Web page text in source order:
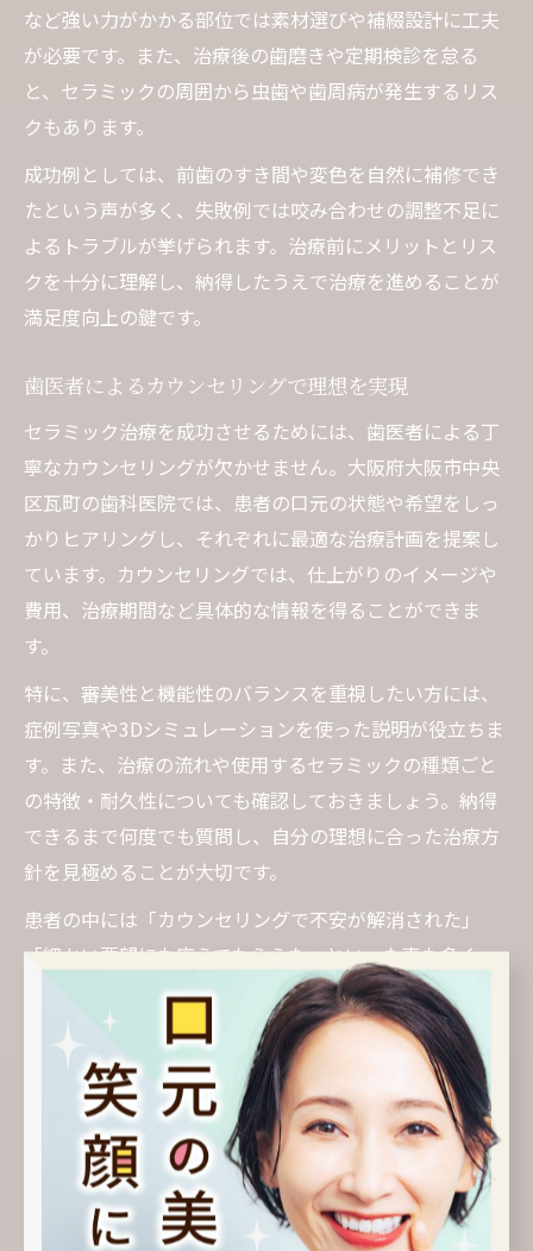
など強い力がかかる部位では素材選びや補綴設計に工夫
が必要です。また、治療後の歯磨きや定期検診を怠る
と、セラミックの周囲から虫歯や歯周病が発生するリス
クもあります。
成功例としては、前歯のすき間や変色を自然に補修でき
たという声が多く、失敗例では咬み合わせの調整不足に
よるトラブルが挙げられます。治療前にメリットとリス
クを十分に理解し、納得したうえで治療を進めることが
満足度向上の鍵です。
歯医者によるカウンセリングで理想を実現
セラミック治療を成功させるためには、歯医者による丁
寧なカウンセリングが欠かせません。大阪府大阪市中央
区瓦町の歯科医院では、患者の口元の状態や希望をしっ
かりヒアリングし、それぞれに最適な治療計画を提案し
ています。カウンセリングでは、仕上がりのイメージや
費用、治療期間など具体的な情報を得ることができま
す。
特に、審美性と機能性のバランスを重視したい方には、
症例写真や3Dシミュレーションを使った説明が役立ちま
す。また、治療の流れや使用するセラミックの種類ごと
の特徴・耐久性についても確認しておきましょう。納得
できるまで何度でも質問し、自分の理想に合った治療方
針を見極めることが大切です。
患者の中には「カウンセリングで不安が解消された」
「細かい要望にも応えてもらえた」といった声も多く、
信頼できる歯科医師とのコミュニケーションが満足度の
高いセラミック治療につながります。
セラミック治療後のアフターケアが重要な理由
セラミック治療後のアフターケアは、美しさと健康を長
く保つために欠かせません。瓦町エリアの歯医者でも、
定期検診やクリーニング、正しいブラッシング指導な